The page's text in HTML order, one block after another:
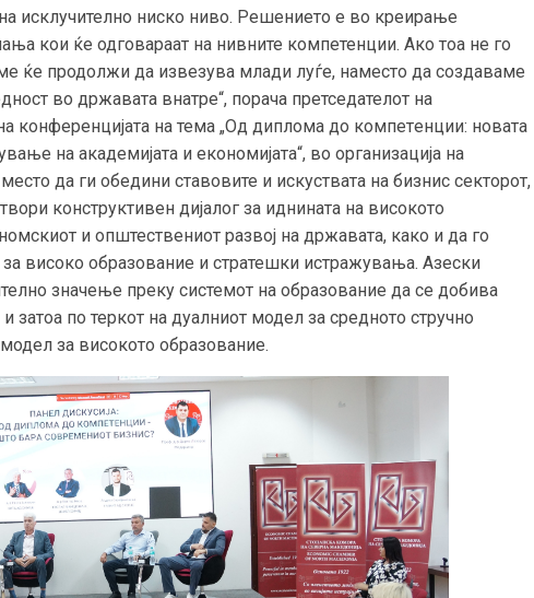
исклучително ниско ниво. Решението е во креирање
кои ќе одговараат на нивните компетенции. Ако тоа не го
ќе продолжи да извезува млади луѓе, наместо да создаваме
во државата внатре“, порача претседателот на
конференцијата на тема „Од диплома до компетeнции: новата
на академијата и економијата“, во организација на
да ги обедини ставовите и искуствата на бизнис секторот,
конструктивен дијалог за иднината на високото
и општествениот развој на државата, како и да го
високо образование и стратешки истражувања. Азески
значење преку системот на образование да се добива
затоа по теркот на дуалниот модел за средното стручно
за високото образование.